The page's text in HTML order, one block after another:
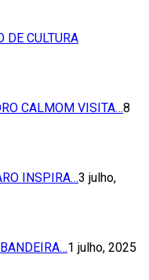
DE CULTURA
CALMOM VISITA…8
INSPIRA…3 julho,
1 julho, 2025